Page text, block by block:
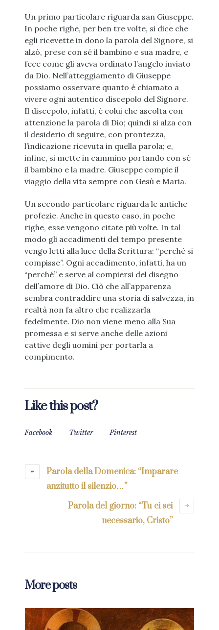
Un primo particolare riguarda san Giuseppe.
In poche righe, per ben tre volte, si dice che
egli ricevette in dono la parola del Signore, si
alzò, prese con sé il bambino e sua madre, e
fece come gli aveva ordinato l’angelo inviato
da Dio. Nell’atteggiamento di Giuseppe
possiamo osservare quanto è chiamato a
vivere ogni autentico discepolo del Signore.
Il discepolo, infatti, è colui che ascolta con
attenzione la parola di Dio; quindi si alza con
il desiderio di seguire, con prontezza,
l’indicazione ricevuta in quella parola; e,
infine, si mette in cammino portando con sé
il bambino e la madre. Giuseppe compie il
viaggio della vita sempre con Gesù e Maria.
Un secondo particolare riguarda le antiche
profezie. Anche in questo caso, in poche
righe, esse vengono citate più volte. In tal
modo gli accadimenti del tempo presente
vengo letti alla luce della Scrittura: “perché si
compisse”. Ogni accadimento, infatti, ha un
“perché” e serve al compiersi del disegno
dell’amore di Dio. Ciò che all’apparenza
sembra contraddire una storia di salvezza, in
realtà non fa altro che realizzarla
fedelmente. Dio non viene meno alla Sua
promessa e si serve anche delle azioni
cattive degli uomini per portarla a
compimento.
Like this post?
Facebook Twitter Pinterest
Parola della Domenica: “Imparare
anzitutto il silenzio…”
Parola del giorno: “Tu ci sei
necessario, Cristo”
More posts